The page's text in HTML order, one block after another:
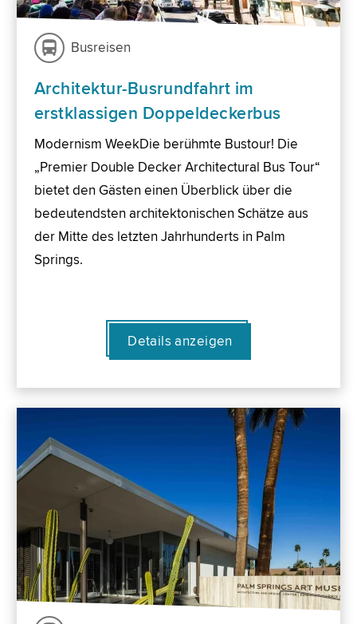
Busreisen
Architektur-Busrundfahrt im
erstklassigen Doppeldeckerbus
Modernism WeekDie berühmte Bustour! Die
„Premier Double Decker Architectural Bus Tour“
bietet den Gästen einen Überblick über die
bedeutendsten architektonischen Schätze aus
der Mitte des letzten Jahrhunderts in Palm
Springs.
Details anzeigen